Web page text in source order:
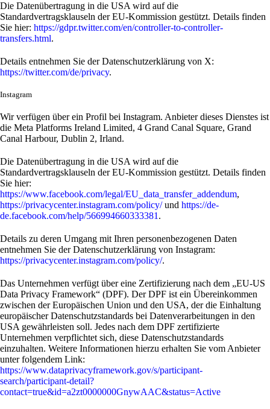
Die Datenübertragung in die USA wird auf die
Standardvertragsklauseln der EU-Kommission gestützt. Details finden
Sie hier: https://gdpr.twitter.com/en/controller-to-controller-
transfers.html.
Details entnehmen Sie der Datenschutzerklärung von X:
https://twitter.com/de/privacy.
Instagram
Wir verfügen über ein Profil bei Instagram. Anbieter dieses Dienstes ist
die Meta Platforms Ireland Limited, 4 Grand Canal Square, Grand
Canal Harbour, Dublin 2, Irland.
Die Datenübertragung in die USA wird auf die
Standardvertragsklauseln der EU-Kommission gestützt. Details finden
Sie hier:
https://www.facebook.com/legal/EU_data_transfer_addendum,
https://privacycenter.instagram.com/policy/und https://de-
de.facebook.com/help/566994660333381 .
Details zu deren Umgang mit Ihren personenbezogenen Daten
entnehmen Sie der Datenschutzerklärung von Instagram:
https://privacycenter.instagram.com/policy/.
Das Unternehmen verfügt über eine Zertifizierung nach dem „EU-US
Data Privacy Framework“ (DPF). Der DPF ist ein Übereinkommen
zwischen der Europäischen Union und den USA, der die Einhaltung
europäischer Datenschutzstandards bei Datenverarbeitungen in den
USA gewährleisten soll. Jedes nach dem DPF zertifizierte
Unternehmen verpflichtet sich, diese Datenschutzstandards
einzuhalten. Weitere Informationen hierzu erhalten Sie vom Anbieter
unter folgendem Link:
https://www.dataprivacyframework.gov/s/participant-
search/participant-detail?
contact=true&id=a2zt0000000GnywAAC&status=Active